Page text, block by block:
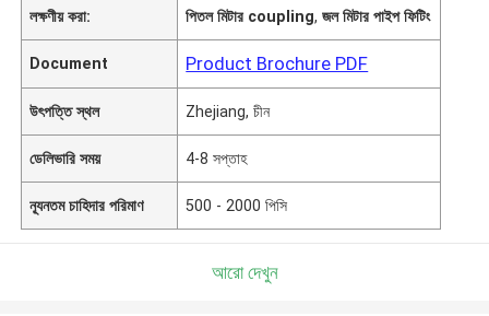
লক্ষণীয় করা: পিতল মিটার coupling,জল মিটার পাইপ ফিটিং
Document Product Brochure PDF
উৎপত্তি স্থল Zhejiang, চীন
ডেলিভারি সময় 4-8 সপ্তাহ
ন্যূনতম চাহিদার পরিমাণ 500 - 2000 পিসি
আরো দেখুন